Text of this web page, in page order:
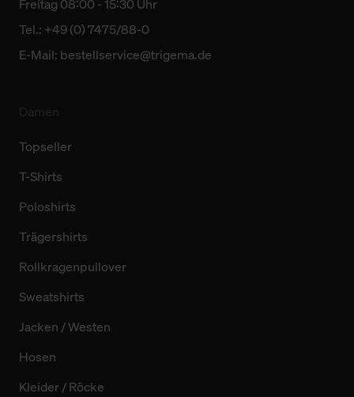
Freitag 08:00 - 15:30 Uhr
Tel.: +49 (0) 7475/88-0
E-Mail: bestellservice@trigema.de
Topseller
T-Shirts
Poloshirts
Trägershirts
Rollkragenpullover
Sweatshirts
Jacken / Westen
Hosen
Kleider / Röcke